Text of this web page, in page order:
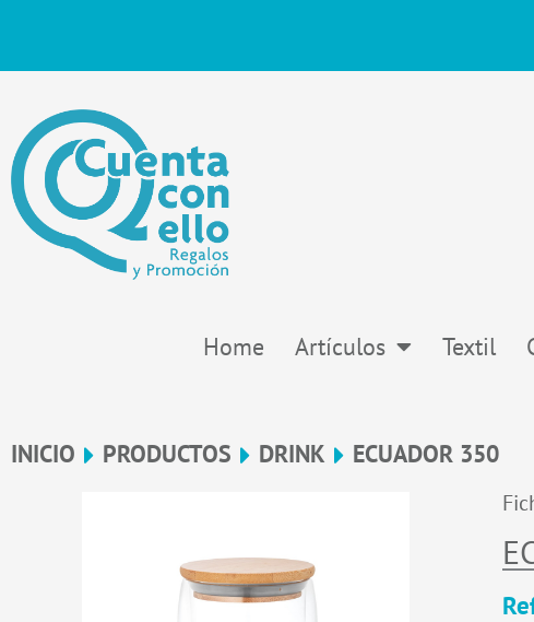
Home Artículos Textil
INICIO PRODUCTOS DRINK ECUADOR 350